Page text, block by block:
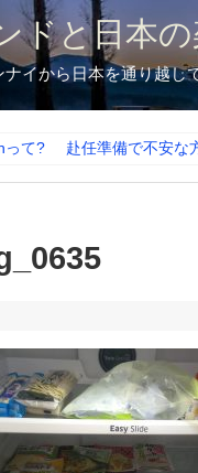
ドと日本
ナイから日本を通り越し
って? 赴任準備で不安な